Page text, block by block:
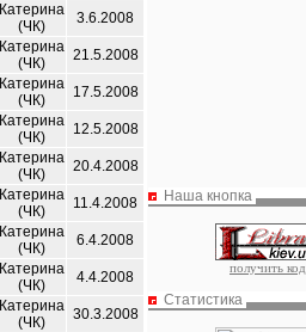
Катерина
(ЧК)
3.6.2008
Катерина
(ЧК)
21.5.2008
Катерина
(ЧК)
17.5.2008
Катерина
(ЧК)
12.5.2008
Катерина
(ЧК)
20.4.2008
Катерина
(ЧК)
11.4.2008
Катерина
(ЧК)
6.4.2008
Катерина
(ЧК)
4.4.2008
Катерина
(ЧК)
30.3.2008
Наша кнопка
получить код
Статистика